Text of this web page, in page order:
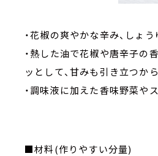
・花椒の爽やかな辛み、しょ
・熱した油で花椒や唐辛子の
ッとして、甘みも引き立つから
・調味液に加えた香味野菜や
■材料(作りやすい分量)